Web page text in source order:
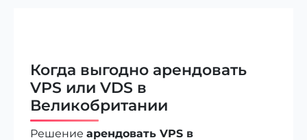
Когда выгодно арендовать
VPS или VDS в
Великобритании
Решение арендовать VPS в